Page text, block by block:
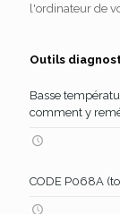
l'ordinateur de
Outils
Basse
comment y
CODE P068A